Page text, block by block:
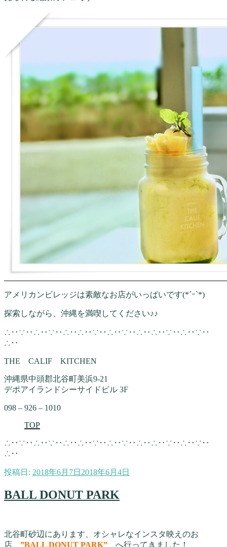
アメリカンビレッジは素敵なお店がいっぱいです(*´ｰ`*)
探索しながら、沖縄を満喫してください♪♪
∴‥∵‥∴‥∵‥∴‥∴‥∵‥∴‥∵‥∴‥∴‥∵‥∴‥∵‥
∴‥
THE CALIF KITCHEN
沖縄県中頭郡北谷町美浜9-21
デポアイランドシーサイドビル 3F
098 – 926 – 1010
TOP
∴‥∵‥∴‥∵‥∴‥∴‥∵‥∴‥∵‥∴‥∴‥∵‥∴‥∵‥
∴‥
投稿日: 2018年6月7日 2018年6月4日
BALL DONUT PARK
北谷町砂辺にあります、オシャレなインスタ映えのお
店 ”BALL DONUT PARK” へ行ってきました！